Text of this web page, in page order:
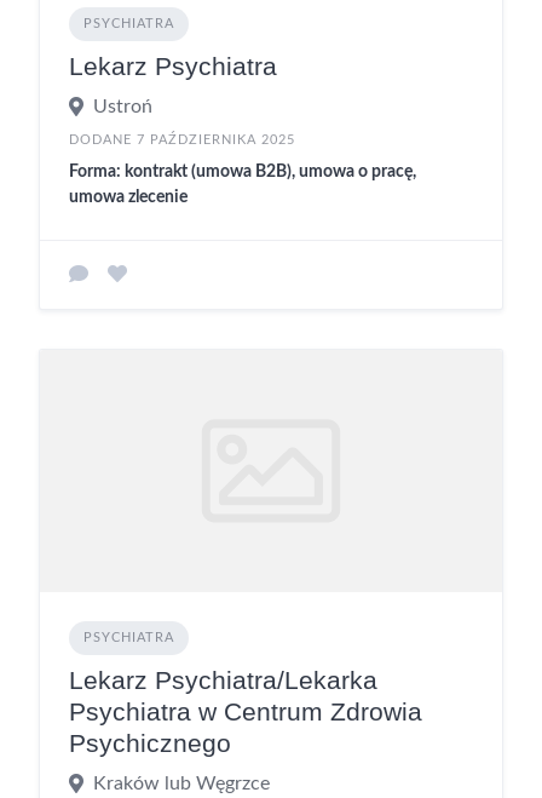
PSYCHIATRA
Lekarz Psychiatra
Ustroń
DODANE 7 PAŹDZIERNIKA 2025
Forma: kontrakt (umowa B2B), umowa o pracę,
umowa zlecenie
PSYCHIATRA
Lekarz Psychiatra/Lekarka
Psychiatra w Centrum Zdrowia
Psychicznego
Kraków lub Węgrzce